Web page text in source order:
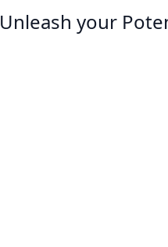
Unleash your